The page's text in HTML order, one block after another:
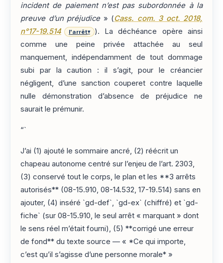
incident de paiement n’est pas subordonnée à la
preuve d’un préjudice» (Cass. com. 3 oct. 2018,
n°17-19.514
l'arrêt▾
). La déchéance opère ainsi
comme une peine privée attachée au seul
manquement, indépendamment de tout dommage
subi par la caution : il s’agit, pour le créancier
négligent, d’une sanction couperet contre laquelle
nulle démonstration d’absence de préjudice ne
saurait le prémunir.
“`
J’ai (1) ajouté le sommaire ancré, (2) réécrit un
chapeau autonome centré sur l’enjeu de l’art. 2303,
(3) conservé tout le corps, le plan et les **3 arrêts
autorisés** (08-15.910, 08-14.532, 17-19.514) sans en
ajouter, (4) inséré `gd-def`, `gd-ex` (chiffré) et `gd-
fiche` (sur 08-15.910, le seul arrêt « marquant » dont
le sens réel m’était fourni), (5) **corrigé une erreur
de fond** du texte source — « *Ce qui importe,
c’est qu’il s’agisse d’une personne morale* »